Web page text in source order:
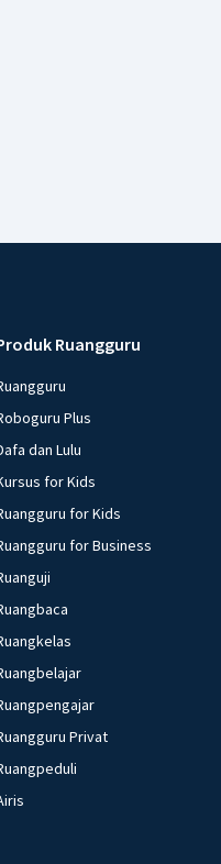
Ruangguru
Plus
dan Lulu
for Kids
for Kids
for Business
Privat